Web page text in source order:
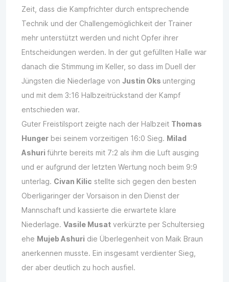
Zeit, dass die Kampfrichter durch entsprechende
Technik und der Challengemöglichkeit der Trainer
mehr unterstützt werden und nicht Opfer ihrer
Entscheidungen werden. In der gut gefüllten Halle war
danach die Stimmung im Keller, so dass im Duell der
Jüngsten die Niederlage von Justin Oks unterging
und mit dem 3:16 Halbzeitrückstand der Kampf
entschieden war.
Guter Freistilsport zeigte nach der Halbzeit Thomas
Hunger bei seinem vorzeitigen 16:0 Sieg. Milad
Ashuri führte bereits mit 7:2 als ihm die Luft ausging
und er aufgrund der letzten Wertung noch beim 9:9
unterlag. Civan Kilic stellte sich gegen den besten
Oberligaringer der Vorsaison in den Dienst der
Mannschaft und kassierte die erwartete klare
Niederlage. Vasile Musat verkürzte per Schultersieg
ehe Mujeb Ashuri die Überlegenheit von Maik Braun
anerkennen musste. Ein insgesamt verdienter Sieg,
der aber deutlich zu hoch ausfiel.